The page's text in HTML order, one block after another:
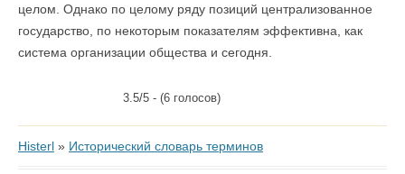
целом. Однако по целому ряду позиций централизованное
государство, по некоторым показателям эффективна, как
система организации общества и сегодня.
3.5/5 - (6 голосов)
Histerl » Исторический словарь терминов